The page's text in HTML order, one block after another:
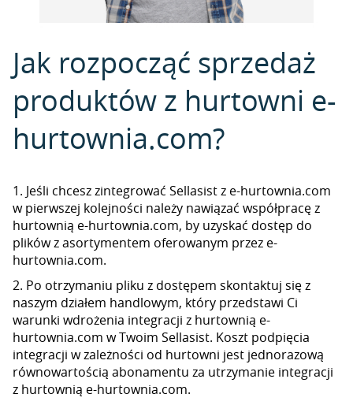
Jak rozpocząć sprzedaż
produktów z hurtowni e-
hurtownia.com?
1. Jeśli chcesz zintegrować Sellasist z e-hurtownia.com
w pierwszej kolejności należy nawiązać współpracę z
hurtownią e-hurtownia.com, by uzyskać dostęp do
plików z asortymentem oferowanym przez e-
hurtownia.com.
2. Po otrzymaniu pliku z dostępem skontaktuj się z
naszym działem handlowym, który przedstawi Ci
warunki wdrożenia integracji z hurtownią e-
hurtownia.com w Twoim Sellasist. Koszt podpięcia
integracji w zależności od hurtowni jest jednorazową
równowartością abonamentu za utrzymanie integracji
z hurtownią e-hurtownia.com.